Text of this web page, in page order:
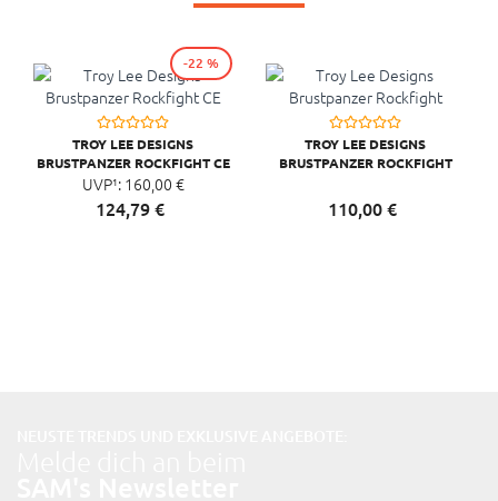
TROY LEE DESIGNS
BRUSTPANZER ROCKFIGHT CE
UVP¹: 160,00 €
124,79€
-22 %
TROY LEE DESIGNS
BRUSTPANZER ROCKFIGHT
110,00€